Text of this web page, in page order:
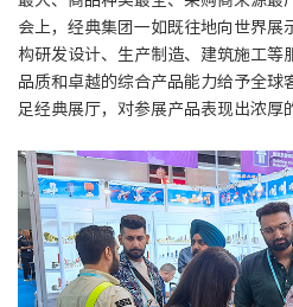
会上，经典集团一如既往地向世界展
构研发设计、生产制造、建筑施工等
品质和卓越的综合产品能力给予全球
足经典展厅，对参展产品表现出浓厚